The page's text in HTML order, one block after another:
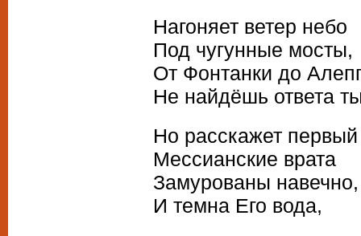
Нагоняет ветер небо
Под чугунные мосты,
От Фонтанки до
Не найдёшь ответа
Но расскажет
Мессианские врата
Замурованы навечно,
И темна Его вода,